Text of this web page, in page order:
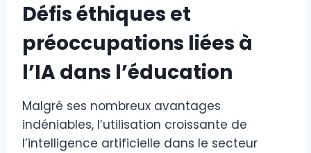
Défis éthiques et
préoccupations liées à
l’IA dans l’éducation
Malgré ses nombreux avantages
indéniables, l’utilisation croissante de
l’intelligence artificielle dans le secteur